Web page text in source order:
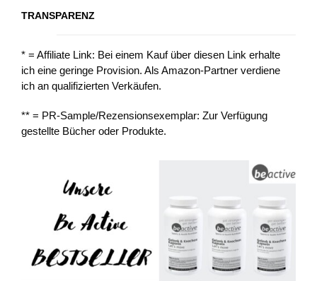
TRANSPARENZ
* = Affiliate Link: Bei einem Kauf über diesen Link erhalte
ich eine geringe Provision. Als Amazon-Partner verdiene
ich an qualifizierten Verkäufen.
** = PR-Sample/Rezensionsexemplar: Zur Verfügung
gestellte Bücher oder Produkte.